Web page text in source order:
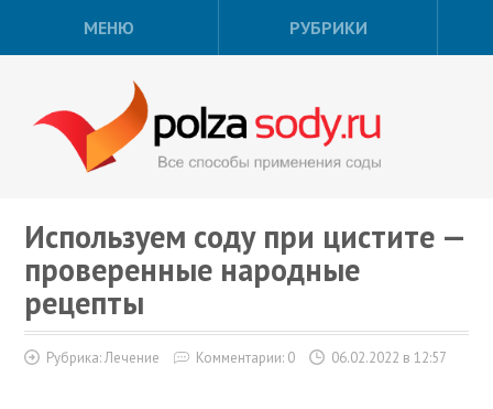
МЕНЮ РУБРИКИ
Используем соду при цистите —
проверенные народные
рецепты
Рубрика:Лечение Комментарии: 0 06.02.2022 в 12:57